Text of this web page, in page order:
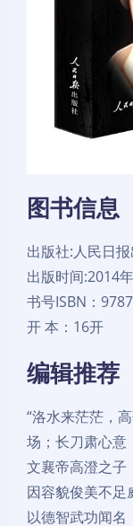
图书信息
出版社:人民日
出版时间:2014
书号ISBN：
开 本：16开
编辑推荐
“洛水来茫茫，
场；长刀肃心
文襄帝高澄之子
因容貌俊美不足
以德智武功闻名